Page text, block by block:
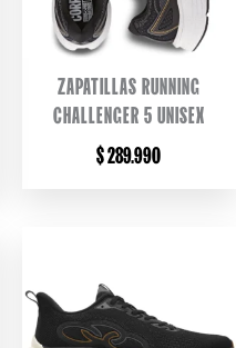
ZAPATILLAS RUNNING
CHALLENGER 5 UNISEX
$289.990